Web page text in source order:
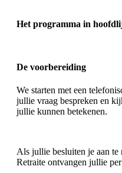
Het programma in
De voorbereiding
We starten met een
jullie vraag bespreken en
jullie kunnen betekenen.
Als jullie besluiten je aan te
Retraite ontvangen jullie